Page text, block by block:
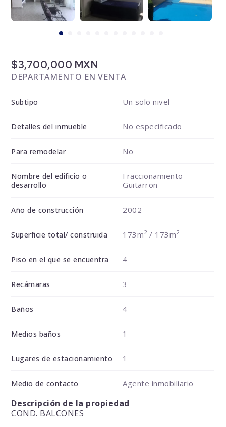
$3,700,000 MXN
DEPARTAMENTO EN VENTA
Subtipo Un solo nivel
Detalles del inmueble No especificado
Para remodelar No
Nombre del edificio o
desarrollo
Fraccionamiento
Guitarron
Año de construcción 2002
Superficie total/ construida 173m2/ 173m2
Piso en el que se encuentra 4
Recámaras 3
Baños 4
Medios baños 1
Lugares de estacionamiento 1
Medio de contacto Agente inmobiliario
Descripción de la propiedad
COND. BALCONES